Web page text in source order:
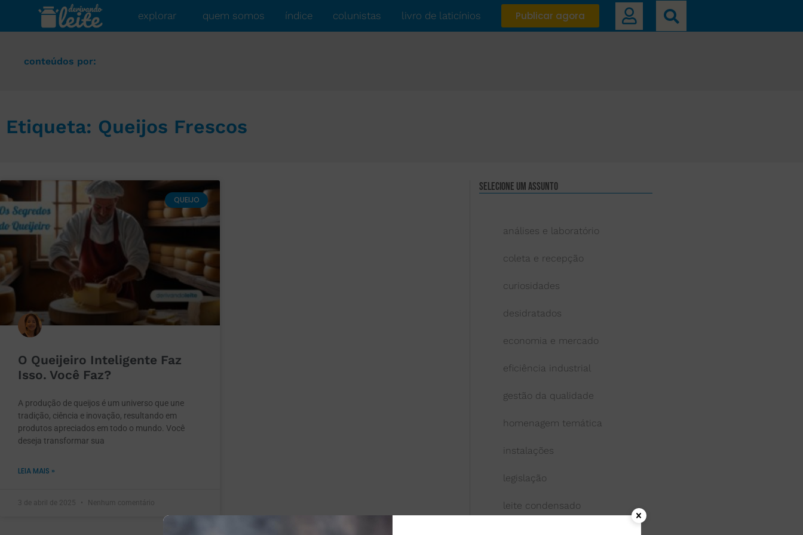
explorar quem somos índice colunistas livro de laticínios Publicar agora
conteúdos por:
Etiqueta: Queijos Frescos
QUEIJO
O Queijeiro Inteligente Faz
Isso. Você Faz?
A produção de queijos é um universo que une
tradição, ciência e inovação, resultando em
produtos apreciados em todo o mundo. Você
deseja transformar sua
LEIA MAIS »
3 de abril de 2025 Nenhum comentário
Selecione um assunto
análises e laboratório
coleta e recepção
curiosidades
desidratados
economia e mercado
eficiência industrial
gestão da qualidade
homenagem temática
instalações
legislação
leite condensado